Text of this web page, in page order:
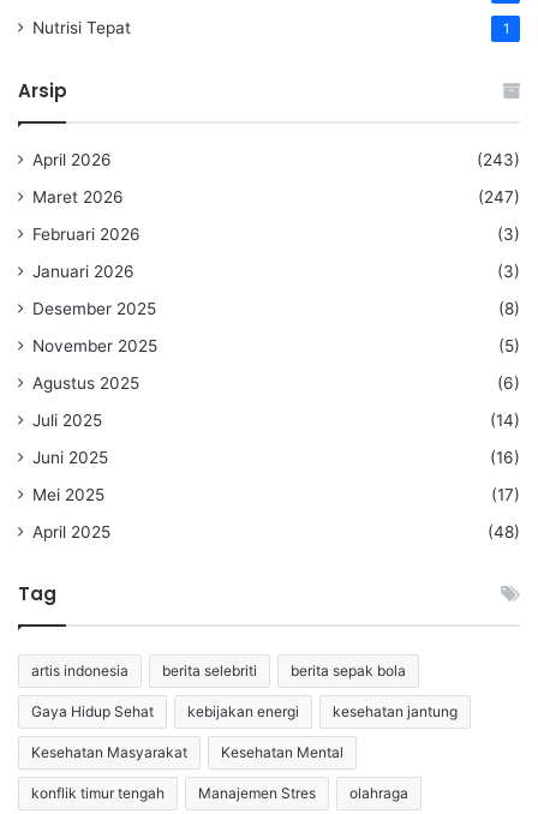
Nutrisi Tepat 1
Arsip
April 2026
(243)
Maret 2026
(247)
Februari 2026
(3)
Januari 2026
(3)
Desember 2025
(8)
November 2025
(5)
Agustus 2025
(6)
Juli 2025
(14)
Juni 2025
(16)
Mei 2025
(17)
April 2025
(48)
Tag
artis indonesia berita selebriti berita sepak bola
Gaya Hidup Sehat kebijakan energi kesehatan jantung
Kesehatan Masyarakat Kesehatan Mental
konflik timur tengah Manajemen Stres olahraga